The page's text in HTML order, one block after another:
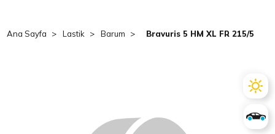
Ana Sayfa Lastik Barum Bravuris 5 HM XL FR 215/50